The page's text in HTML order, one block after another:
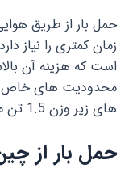
حمل بار از طریق
زمان کمتری را نیاز
است که هزینه آن
محدودیت های خاص
های زیر وزن 1.5 تن مناسب است.
حمل بار از